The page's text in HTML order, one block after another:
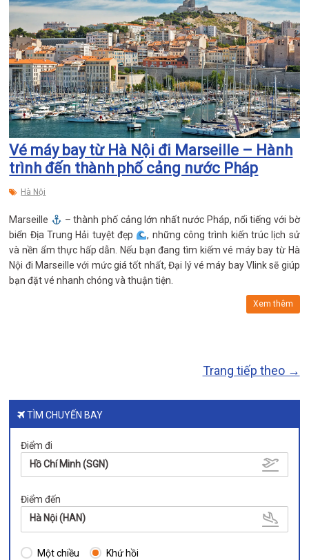
Vé máy bay từ Hà Nội đi Marseille – Hành
trình đến thành phố cảng nước Pháp
Hà Nội
Marseille
– thành phố cảng lớn nhất nước Pháp, nổi tiếng với bờ
biển Địa Trung Hải tuyệt đẹp
, những công trình kiến trúc lịch sử
và nền ẩm thực hấp dẫn. Nếu bạn đang tìm kiếm vé máy bay từ Hà
Nội đi Marseille với mức giá tốt nhất, Đại lý vé máy bay Vlink sẽ giúp
bạn đặt vé nhanh chóng và thuận tiện.
Xem thêm
Trang tiếp theo →
TÌM CHUYẾN BAY
Điểm đi
Hồ Chí Minh (SGN)
Điểm đến
Hà Nội (HAN)
Một chiều Khứ hồi